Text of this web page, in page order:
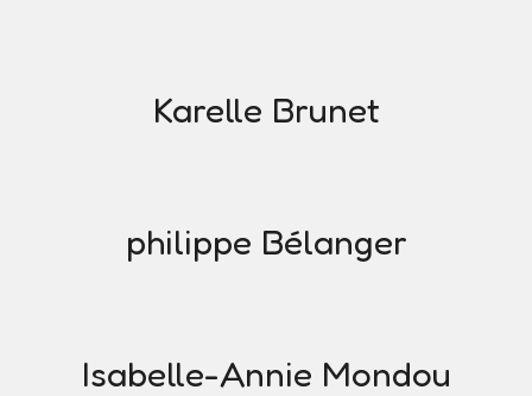
Karelle Brunet
philippe Bélanger
Isabelle-Annie Mondou